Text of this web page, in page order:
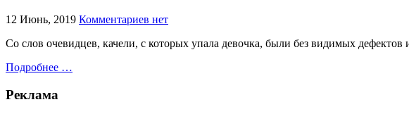
12 Июнь, 2019 Комментариев нет
Со слов очевидцев, качели, с которых упала девочка, были без видимых
Подробнее …
Реклама